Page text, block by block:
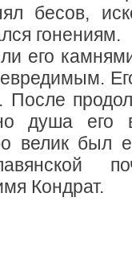
бесов,
гонениям.
его
После
душа его
велик был
Кондрат.